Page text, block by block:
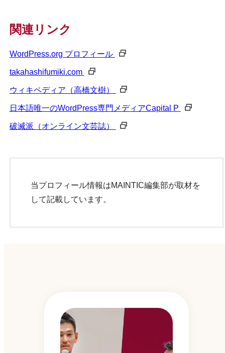
関連リンク
WordPress.org プロフィール
takahashifumiki.com
ウィキペディア（高橋文樹）
日本語唯一のWordPress専門メディアCapital P
破滅派（オンライン文芸誌）
当プロフィール情報はMAINTIC編集部が取材を
して記載しています。